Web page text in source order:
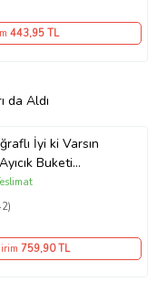
443,95 TL
da Aldı
İyi ki Varsın
Buketi
759,90 TL